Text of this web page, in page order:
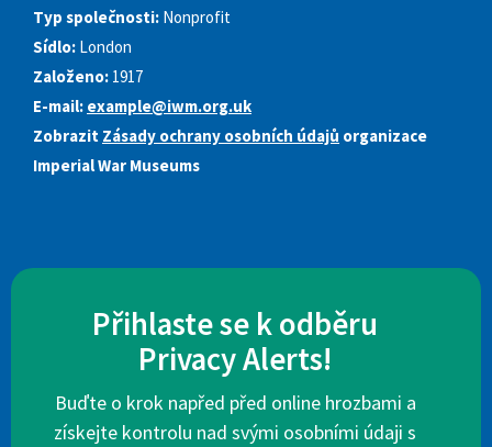
Typ společnosti: Nonprofit
Sídlo: London
Založeno: 1917
E-mail: example@iwm.org.uk
Zobrazit Zásady ochrany osobních údajů organizace
Imperial War Museums
Přihlaste se k odběru
Privacy Alerts!
Buďte o krok napřed před online hrozbami a
získejte kontrolu nad svými osobními údaji s